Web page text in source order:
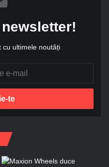
cu ultimele noutăți